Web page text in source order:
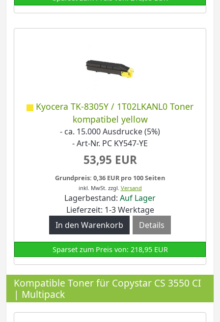
Kyocera TK-8305Y / 1T02LKANL0 Toner
kompatibel yellow
- ca. 15.000 Ausdrucke (5%)
- Art-Nr. PC KY547-YE
53,95 EUR
Grundpreis: 0,36 EUR pro 100 Seiten
inkl. MwSt. zzgl. Versand
Lagerbestand: Auf Lager
Lieferzeit: 1-3 Werktage
Details
Sparset zum Preis von: 218,95 EUR
Kompatible Toner für Copystar CS 3550 CI
| Multipack